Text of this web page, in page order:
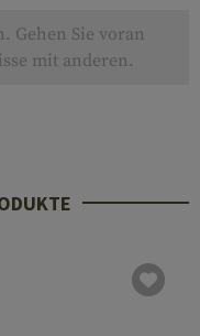
Gehen Sie voran
mit anderen.